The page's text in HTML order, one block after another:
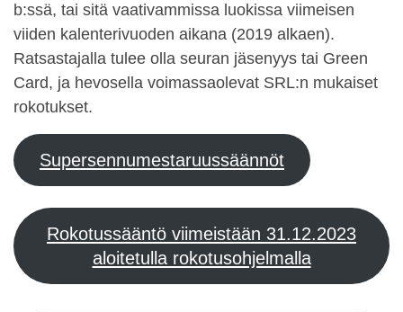
b:ssä, tai sitä vaativammissa luokissa viimeisen
viiden kalenterivuoden aikana (2019 alkaen).
Ratsastajalla tulee olla seuran jäsenyys tai Green
Card, ja hevosella voimassaolevat SRL:n mukaiset
rokotukset.
Supersennumestaruussäännöt
Rokotussääntö viimeistään 31.12.2023
aloitetulla rokotusohjelmalla